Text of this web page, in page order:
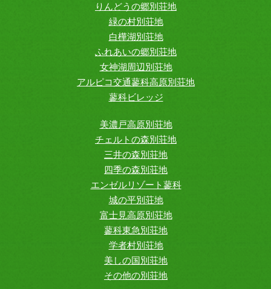
りんどうの郷別荘地
緑の村別荘地
白樺湖別荘地
ふれあいの郷別荘地
女神湖周辺別荘地
アルピコ交通蓼科高原別荘地
蓼科ビレッジ
美濃戸高原別荘地
チェルトの森別荘地
三井の森別荘地
四季の森別荘地
エンゼルリゾート蓼科
城の平別荘地
富士見高原別荘地
蓼科東急別荘地
学者村別荘地
美しの国別荘地
その他の別荘地